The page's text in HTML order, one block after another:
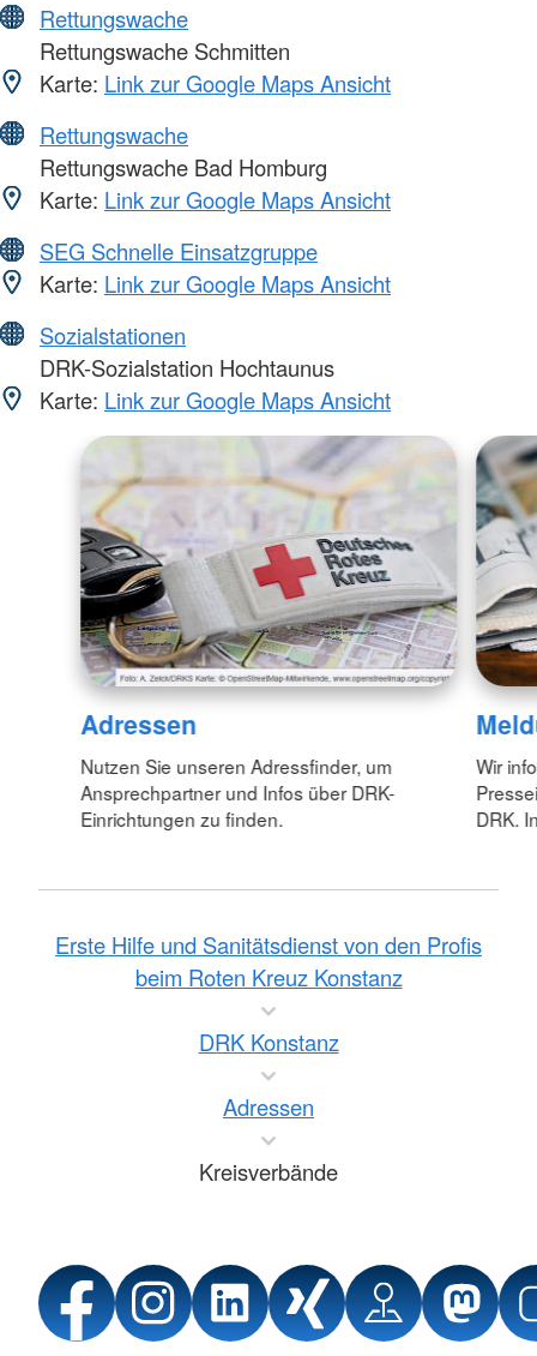
Rettungswache
Rettungswache Schmitten
Karte: Link zur Google Maps Ansicht
Rettungswache
Rettungswache Bad Homburg
Karte: Link zur Google Maps Ansicht
SEG Schnelle Einsatzgruppe
Karte: Link zur Google Maps Ansicht
Sozialstationen
DRK-Sozialstation Hochtaunus
Karte: Link zur Google Maps Ansicht
Adressen
Nutzen Sie unseren Adressfinder, um
Ansprechpartner und Infos über DRK-
Einrichtungen zu finden.
Wir
DRK.
Erste Hilfe und Sanitätsdienst von den Profis
beim Roten Kreuz Konstanz
DRK Konstanz
Adressen
Kreisverbände